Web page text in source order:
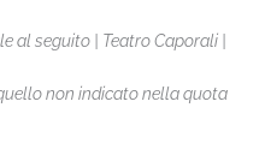
al seguito | Teatro Caporali |
non indicato nella quota